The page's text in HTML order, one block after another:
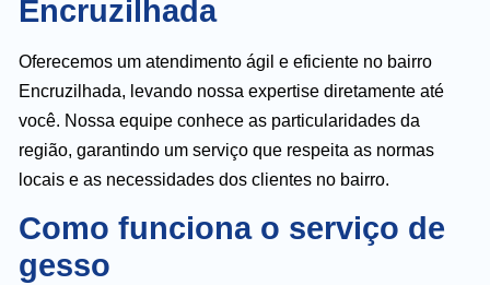
Encruzilhada
Oferecemos um atendimento ágil e eficiente no bairro
Encruzilhada, levando nossa expertise diretamente até
você. Nossa equipe conhece as particularidades da
região, garantindo um serviço que respeita as normas
locais e as necessidades dos clientes no bairro.
Como funciona o serviço de
gesso